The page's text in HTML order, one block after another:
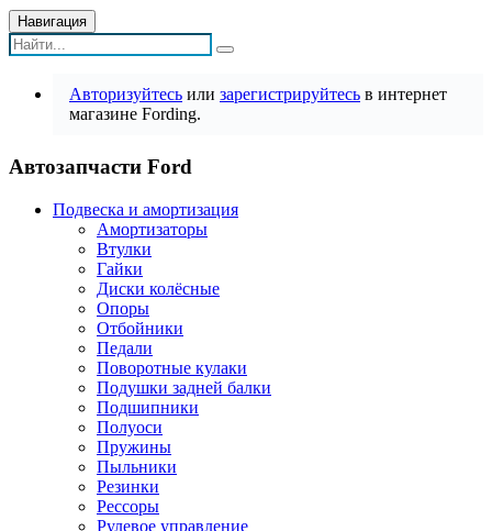
Навигация
Авторизуйтесь или зарегистрируйтесь в интернет
магазине Fording.
Автозапчасти Ford
Подвеска и амортизация
Амортизаторы
Втулки
Гайки
Диски колёсные
Опоры
Отбойники
Педали
Поворотные кулаки
Подушки задней балки
Подшипники
Полуоси
Пружины
Пыльники
Резинки
Рессоры
Рулевое управление